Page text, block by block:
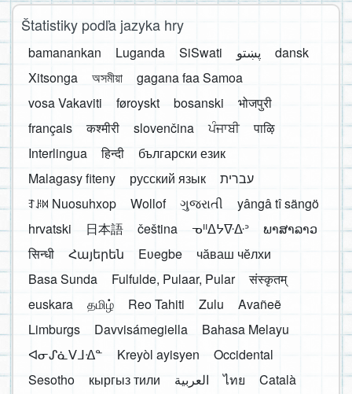
Štatistiky podľa jazyka hry
bamanankan Luganda SiSwati پښتو
dansk
Xitsonga
অসমীয়া
gagana faa Samoa
vosa Vakaviti
føroyskt bosanski
भोजपुरी
français
कश्मीरी slovenčina ਪੰਜਾਬੀ
पाऴि
Interlingua
हिन्दी
български език
Malagasy fiteny
русский язык
עברית
ꆈꌠ꒿ Nuosuhxop
Wollof ગુજરાતી
yângâ tî sängö
hrvatski
日本語 čeština ᓀᐦᐃᔭᐍᐏᐣ
ພາສາລາວ
सिन्धी
Հայերեն Eʋegbe
чӑваш чӗлхи
Basa Sunda
Fulfulde, Pulaar, Pular
संस्कृतम्
euskara
தமிழ் Reo Tahiti Zulu
Avañeẽ
Limburgs
Davvisámegiella
Bahasa Melayu
ᐊᓂᔑᓈᐯᒧᐎᓐ
Kreyòl ayisyen
Occidental
Sesotho
кыргыз тили العربية ไทย
Català